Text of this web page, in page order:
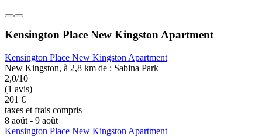
Kensington Place New Kingston Apartment
Kensington Place New Kingston Apartment
New Kingston, à 2,8 km de : Sabina Park
2,0/10
(1 avis)
201 €
taxes et frais compris
8 août - 9 août
Kensington Place New Kingston Apartment